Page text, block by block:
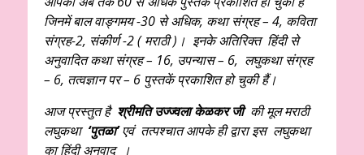
जिनमें बाल वाङ्गमय -30 से अधिक, कथा संग्रह – 4, कविता
संग्रह-2, संकीर्ण -2 ( मराठी )। इनके अतिरिक्त हिंदी से
अनुवादित कथा संग्रह – 16, उपन्यास – 6, लघुकथा संग्रह
– 6, तत्वज्ञान पर – 6 पुस्तकें प्रकाशित हो चुकी हैं।
आज प्रस्तुत है श्रीमति उज्ज्वला केळकर जीकी मूल मराठी
लघुकथा ‘पुतळा’एवं तत्पश्चात आपके ही द्वारा इस लघुकथा
का हिंदी अनुवाद ।